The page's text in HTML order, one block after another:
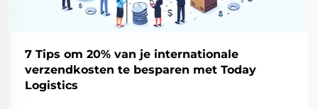
7 Tips om 20% van je internationale
verzendkosten te besparen met Today
Logistics